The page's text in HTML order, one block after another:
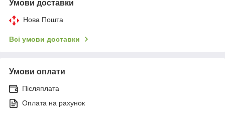
Умови доставки
Нова Пошта
Всі умови доставки
Умови оплати
Післяплата
Оплата на рахунок